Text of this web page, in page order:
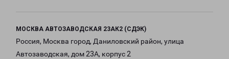
МОСКВА АВТОЗАВОДСКАЯ 23АК2 (СДЭК)
Россия, Москва город, Даниловский район, улица
Автозаводская, дом 23А, корпус 2